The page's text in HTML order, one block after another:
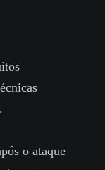
o ataque